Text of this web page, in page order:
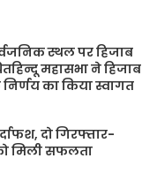
स्थल पर हिजाब
महासभा ने हिजाब
का किया स्वागत
दो गिरफ्तार-
मिली सफलता